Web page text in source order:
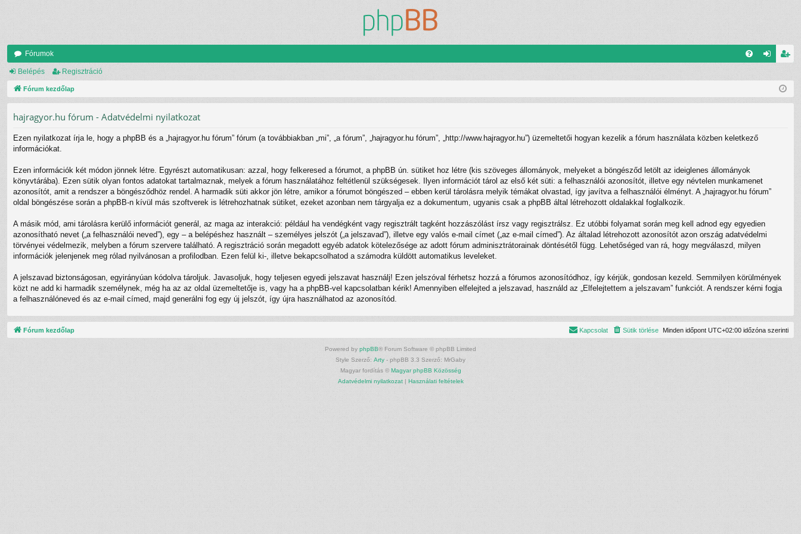
Fórumok
is
Belépés Regisztráció
Fórum kezdőlap
hajragyor.hu fórum - Adatvédelmi nyilatkozat
Ezen nyilatkozat írja le, hogy a phpBB és a „hajragyor.hu fórum” fórum (a továbbiakban „mi”, „a fórum”, „hajragyor.hu fórum”, „http://www.hajragyor.hu”) üzemeltetői hogyan kezelik a fórum használata közben keletkező
információkat.
Ezen információk két módon jönnek létre. Egyrészt automatikusan: azzal, hogy felkeresed a fórumot, a phpBB ún. sütiket hoz létre (kis szöveges állományok, melyeket a böngésződ letölt az ideiglenes állományok
könyvtárába). Ezen sütik olyan fontos adatokat tartalmaznak, melyek a fórum használatához feltétlenül szükségesek. Ilyen információt tárol az első két süti: a felhasználói azonosítót, illetve egy névtelen munkamenet
azonosítót, amit a rendszer a böngésződhöz rendel. A harmadik süti akkor jön létre, amikor a fórumot böngészed – ebben kerül tárolásra melyik témákat olvastad, így javítva a felhasználói élményt. A „hajragyor.hu fórum”
oldal böngészése során a phpBB-n kívül más szoftverek is létrehozhatnak sütiket, ezeket azonban nem tárgyalja ez a dokumentum, ugyanis csak a phpBB által létrehozott oldalakkal foglalkozik.
A másik mód, ami tárolásra kerülő információt generál, az maga az interakció: például ha vendégként vagy regisztrált tagként hozzászólást írsz vagy regisztrálsz. Ez utóbbi folyamat során meg kell adnod egy egyedien
azonosítható nevet („a felhasználói neved”), egy – a belépéshez használt – személyes jelszót („a jelszavad”), illetve egy valós e-mail címet („az e-mail címed”). Az általad létrehozott azonosítót azon ország adatvédelmi
törvényei védelmezik, melyben a fórum szervere található. A regisztráció során megadott egyéb adatok kötelezősége az adott fórum adminisztrátorainak döntésétől függ. Lehetőséged van rá, hogy megválaszd, milyen
információk jelenjenek meg rólad nyilvánosan a profilodban. Ezen felül ki-, illetve bekapcsolhatod a számodra küldött automatikus leveleket.
A jelszavad biztonságosan, egyirányúan kódolva tároljuk. Javasoljuk, hogy teljesen egyedi jelszavat használj! Ezen jelszóval férhetsz hozzá a fórumos azonosítódhoz, így kérjük, gondosan kezeld. Semmilyen körülmények
közt ne add ki harmadik személynek, még ha az az oldal üzemeltetője is, vagy ha a phpBB-vel kapcsolatban kérik! Amennyiben elfelejted a jelszavad, használd az „Elfelejtettem a jelszavam” funkciót. A rendszer kérni fogja
a felhasználóneved és az e-mail címed, majd generálni fog egy új jelszót, így újra használhatod az azonosítód.
Fórum kezdőlap Minden időpont UTC+02:00 időzóna szerinti
Sütik törlése
Kapcsolat
Powered by phpBB® Forum Software © phpBB Limited
Style Szerző: Arty - phpBB 3.3 Szerző: MrGaby
Magyar fordítás © Magyar phpBB Közösség
Adatvédelmi nyilatkozat| Használati feltételek